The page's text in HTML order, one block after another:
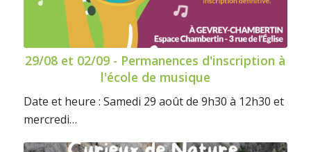
29/08 et 02/09 - Permanences d'inscription à
l'école de musique
Date et heure : Samedi 29 août de 9h30 à 12h30 et
mercredi…